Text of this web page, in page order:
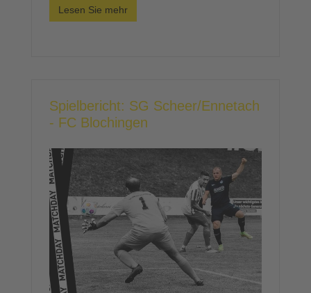
Lesen Sie mehr
Spielbericht: SG Scheer/Ennetach
- FC Blochingen